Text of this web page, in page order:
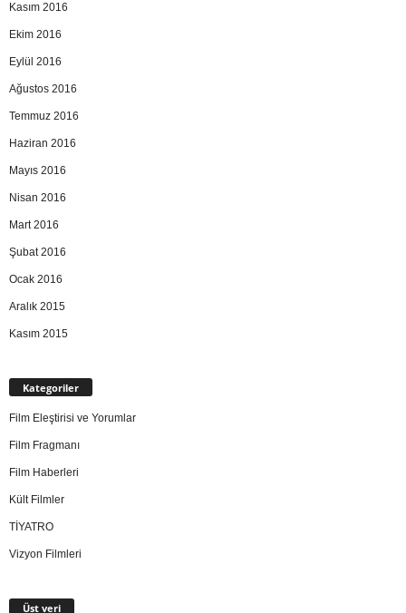
Kasım 2016
Ekim 2016
Eylül 2016
Ağustos 2016
Temmuz 2016
Haziran 2016
Mayıs 2016
Nisan 2016
Mart 2016
Şubat 2016
Ocak 2016
Aralık 2015
Kasım 2015
Kategoriler
Film Eleştirisi ve Yorumlar
Film Fragmanı
Film Haberleri
Kült Filmler
TİYATRO
Vizyon Filmleri
Üst veri